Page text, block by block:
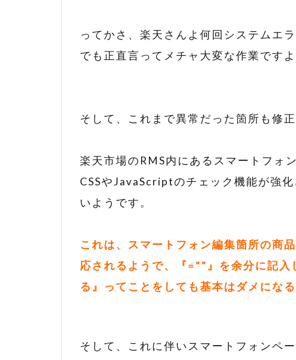
ってかさ、楽天さんよ何回システムエ
でも正直言ってメチャ大変な作業です
そして、これまで異常だった箇所も修
楽天市場のRMS内にあるスマートフォ
CSSやJavaScriptのチェック機能が強
いようです。
これは、スマートフォン編集箇所の商
応されるようで、『=””』を余分に記
る』ってことをしても基本はダメになる
そして、これに伴いスマートフォンペ